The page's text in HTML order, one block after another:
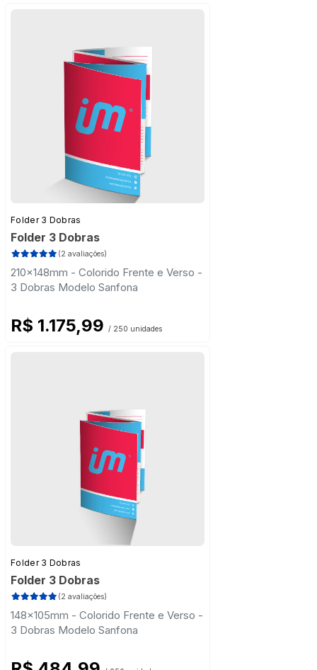
Folder 3 Dobras
Folder 3 Dobras
(2 avaliações)
210x148mm - Colorido Frente e Verso -
3 Dobras Modelo Sanfona
R$ 1.175,99 / 250 unidades
Folder 3 Dobras
Folder 3 Dobras
(2 avaliações)
148x105mm - Colorido Frente e Verso -
3 Dobras Modelo Sanfona